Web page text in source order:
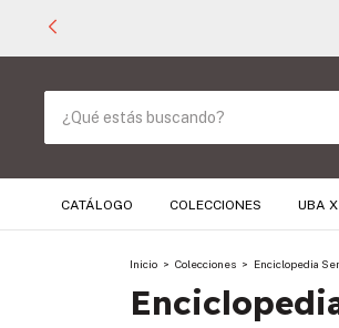
CATÁLOGO COLECCIONES UBA
Inicio > Colecciones > Enciclopedia